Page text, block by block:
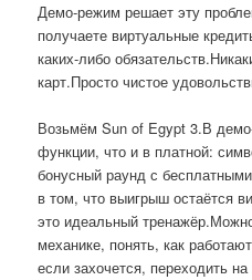
Демо-режим решает эту
получаете виртуальные
каких-либо
карт.Просто чистое
Возьмём Sun of Egypt 3.В
функции, что и в платной:
бонусный раунд с
в том, что выигрыш остаётся
это идеальный
механике, понять, как
если захочется, переходить